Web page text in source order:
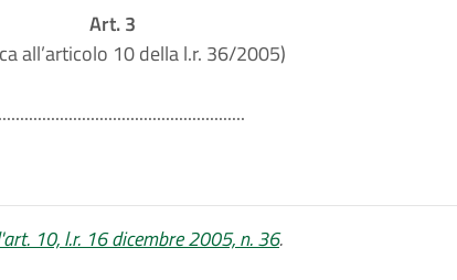
Art. 3
all’articolo 10 della l.r. 36/2005)
10, l.r. 16 dicembre 2005, n. 36.